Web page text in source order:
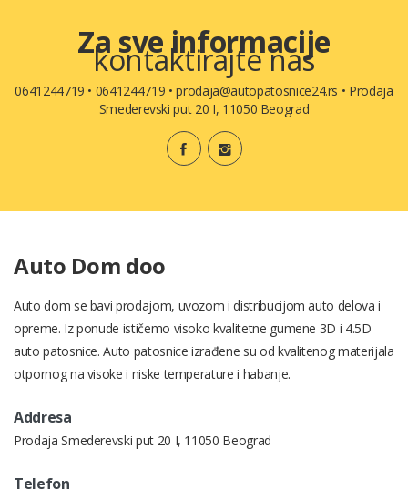
Za sve informacije
kontaktirajte nas
0641244719 • 0641244719 •prodaja@autopatosnice24.rs • Prodaja
Smederevski put 20 I, 11050 Beograd
Auto Dom doo
Auto dom se bavi prodajom, uvozom i distribucijom auto delova i
opreme. Iz ponude ističemo visoko kvalitetne gumene 3D i 4.5D
auto patosnice. Auto patosnice izrađene su od kvalitenog materijala
otpornog na visoke i niske temperature i habanje.
Addresa
Prodaja Smederevski put 20 I, 11050 Beograd
Telefon